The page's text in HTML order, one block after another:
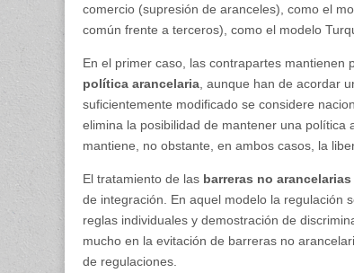
comercio (supresión de aranceles), como el
común frente a terceros), como el modelo
En el primer caso, las contrapartes mantienen
política arancelaria , aunque han de acordar
suficientemente modificado se considere
elimina la posibilidad de mantener una
mantiene, no obstante, en ambos casos, la
El tratamiento de las barreras no arancelarias
de integración. En aquel modelo la regulación
reglas individuales y demostración de
mucho en la evitación de barreras no
de regulaciones.